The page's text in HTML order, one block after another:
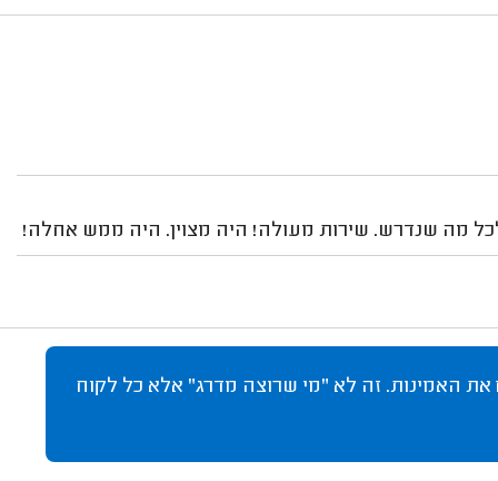
מה שנדרש. שירות מעולה! היה מצוין. היה ממש אחלה!
את האמינות. זה לא "מי שרוצה מדרג" אלא כל לקוח